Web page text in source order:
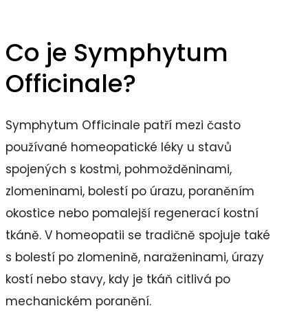
Co je Symphytum
Officinale?
Symphytum Officinale patří mezi často
používané homeopatické léky u stavů
spojených s kostmi, pohmožděninami,
zlomeninami, bolestí po úrazu, poraněním
okostice nebo pomalejší regenerací kostní
tkáně. V homeopatii se tradičně spojuje také
s bolestí po zlomenině, naraženinami, úrazy
kostí nebo stavy, kdy je tkáň citlivá po
mechanickém poranění.